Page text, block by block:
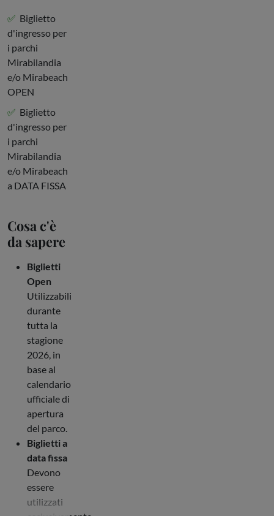
Biglietto
d'ingresso per
i parchi
Mirabilandia
e/o Mirabeach
OPEN
Biglietto
d'ingresso per
i parchi
Mirabilandia
e/o Mirabeach
a DATA FISSA
Cosa c'è
da sapere
Biglietti
Open
Utilizzabili
durante
tutta la
stagione
2026, in
base al
calendario
ufficiale di
apertura
del parco.
Biglietti a
data fissa
Devono
essere
utilizzati